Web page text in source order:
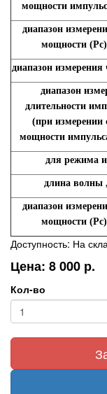
мощности
диапазон
мощности
диапазон
диапазон
длительности
(при измерении
мощности
для режима
длина волны
диапазон
мощности
Доступность: На
Цена: 8 000 р.
Кол-во